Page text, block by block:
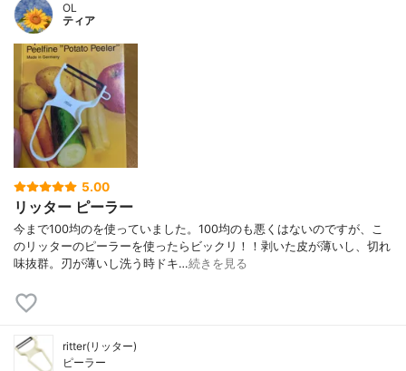
OL
ティア
5.00
リッター ピーラー
今まで100均のを使っていました。100均のも悪くはないのですが、こ
のリッターのピーラーを使ったらビックリ！！剥いた皮が薄いし、切れ
味抜群。刃が薄いし洗う時ドキ…続きを見る
ritter(リッター)
ピーラー